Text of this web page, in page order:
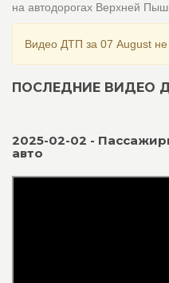
на автодорогах Верхней
Видео ДТП за 07 August
ПОСЛЕДНИЕ ВИДЕО
2025-02-02 -
авто